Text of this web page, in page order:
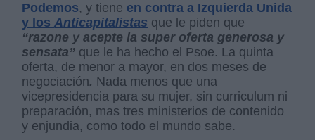
Podemos, y tiene en contra a Izquierda Unida
y losAnticapitalistas que le piden que
“razone y acepte la super oferta generosa y
sensata” que le ha hecho el Psoe. La quinta
oferta, de menor a mayor, en dos meses de
negociación. Nada menos que una
vicepresidencia para su mujer, sin curriculum ni
preparación, mas tres ministerios de contenido
y enjundia, como todo el mundo sabe.